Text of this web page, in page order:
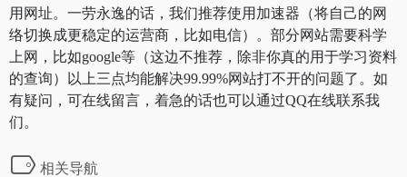
用网址。一劳永逸的话，我们推荐使用加速器（将自己的网
络切换成更稳定的运营商，比如电信）。部分网站需要科学
上网，比如google等（这边不推荐，除非你真的用于学习资料
的查询）以上三点均能解决99.99%网站打不开的问题了。如
有疑问，可在线留言，着急的话也可以通过QQ在线联系我
们。
相关导航